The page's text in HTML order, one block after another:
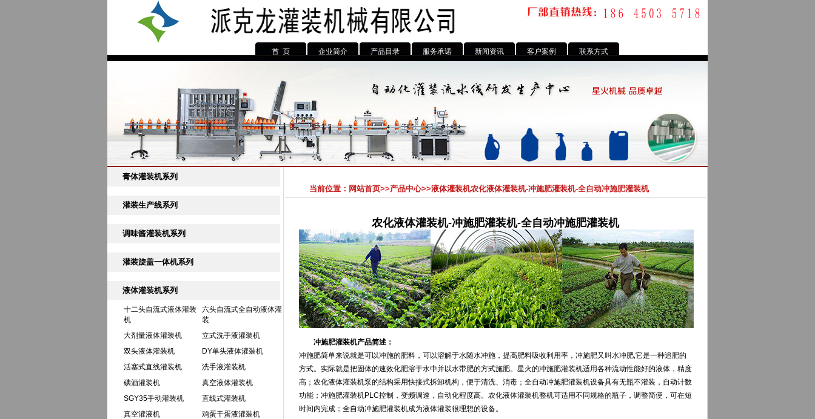
首 页 企业简介 产品目录 服务承诺 新闻资讯 客户案例 联系方式
膏体灌装机系列
灌装生产线系列
调味酱灌装机系列
灌装旋盖一体机系列
液体灌装机系列
十二头自流式液体灌装
机
六头自流式全自动液体灌
装
大剂量液体灌装机
立式洗手液灌装机
双头液体灌装机
DY单头液体灌装机
活塞式直线灌装机
洗手液灌装机
碘酒灌装机
真空液体灌装机
SGY35手动灌装机
直线式灌装机
真空灌液机
鸡蛋干蛋液灌装机
当前位置： 网站首页>>产品中心>>液体灌装机农化液体灌装机-冲施肥灌装机-全自动冲施肥灌装机
农化液体灌装机-冲施肥灌装机-全自动冲施肥灌装机
冲施肥灌装机产品简述：
冲施肥简单来说就是可以冲施的肥料，可以溶解于水随水冲施，提高肥料吸收利用率，冲施肥又叫水冲肥,它是一种追肥的
方式。实际就是把固体的速效化肥溶于水中并以水带肥的方式施肥。星火的冲施肥灌装机适用各种流动性能好的液体，精度
高；农化液体灌装机泵的结构采用快接式拆卸机构，便于清洗、消毒；全自动冲施肥灌装机设备具有无瓶不灌装，自动计数
功能；冲施肥灌装机PLC控制，变频调速，自动化程度高。农化液体灌装机整机可适用不同规格的瓶子，调整简便，可在短
时间内完成；全自动冲施肥灌装机成为液体灌装很理想的设备。